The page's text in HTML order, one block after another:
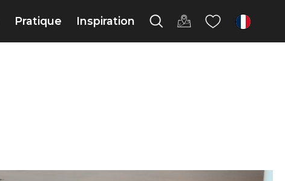
Pratique Inspiration fr